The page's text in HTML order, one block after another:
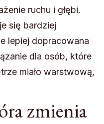
ruchu i głębi.
się bardziej
lepiej dopracowana
dla osób, które
miało warstwową,
zmienia